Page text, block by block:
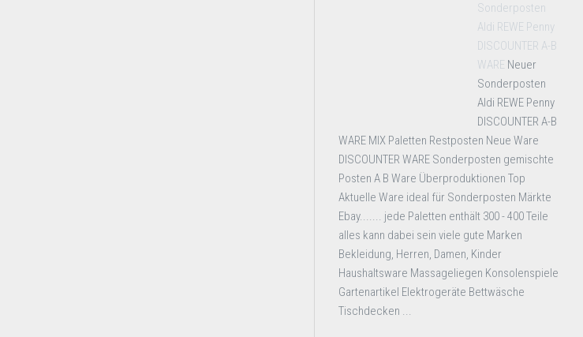
Sonderposten
Aldi REWE Penny
DISCOUNTER A-B
WARE Neuer
Sonderposten
Aldi REWE Penny
DISCOUNTER A-B
WARE MIX Paletten Restposten Neue Ware
DISCOUNTER WARE Sonderposten gemischte
Posten A B Ware Überproduktionen Top
Aktuelle Ware ideal für Sonderposten Märkte
Ebay....... jede Paletten enthält 300 - 400 Teile
alles kann dabei sein viele gute Marken
Bekleidung, Herren, Damen, Kinder
Haushaltsware Massageliegen Konsolenspiele
Gartenartikel Elektrogeräte Bettwäsche
Tischdecken ...